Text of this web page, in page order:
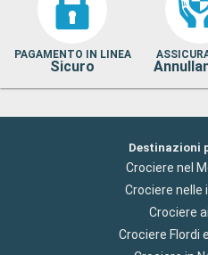
PAGAMENTO IN LINEA
Sicuro
Destinazioni
Crociere nel
Crociere nelle
Crociere
Crociere Flordi